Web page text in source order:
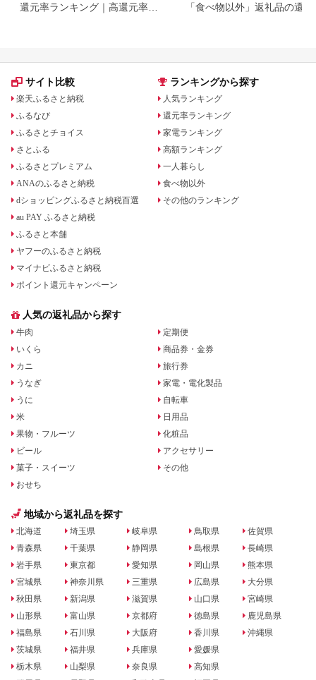
還元率ランキング｜高還元率返
「食べ物以外」返礼品の還
サイト比較
楽天ふるさと納税
ふるなび
ふるさとチョイス
さとふる
ふるさとプレミアム
ANAのふるさと納税
dショッピングふるさと納税百選
au PAY ふるさと納税
ふるさと本舗
ヤフーのふるさと納税
マイナビふるさと納税
ポイント還元キャンペーン
ランキングから探す
人気ランキング
還元率ランキング
家電ランキング
高額ランキング
一人暮らし
食べ物以外
その他のランキング
人気の返礼品から探す
牛肉
いくら
カニ
うなぎ
うに
米
果物・フルーツ
ビール
菓子・スイーツ
おせち
定期便
商品券・金券
旅行券
家電・電化製品
自転車
日用品
化粧品
アクセサリー
その他
地域から返礼品を探す
北海道
青森県
岩手県
宮城県
秋田県
山形県
福島県
茨城県
栃木県
埼玉県
千葉県
東京都
神奈川県
新潟県
富山県
石川県
福井県
山梨県
岐阜県
静岡県
愛知県
三重県
滋賀県
京都府
大阪府
兵庫県
奈良県
鳥取県
島根県
岡山県
広島県
山口県
徳島県
香川県
愛媛県
高知県
佐賀県
長崎県
熊本県
大分県
宮崎県
鹿児島県
沖縄県